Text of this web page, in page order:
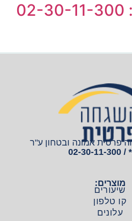
פרטית אמונה ובטחון ע"ר
מוצרים:
שיעורים
קו טלפון
עלונים